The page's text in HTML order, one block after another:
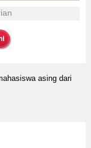
asing dari